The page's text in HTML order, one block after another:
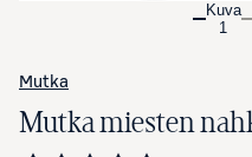
Kuva
1
Mutka
Mutka miesten